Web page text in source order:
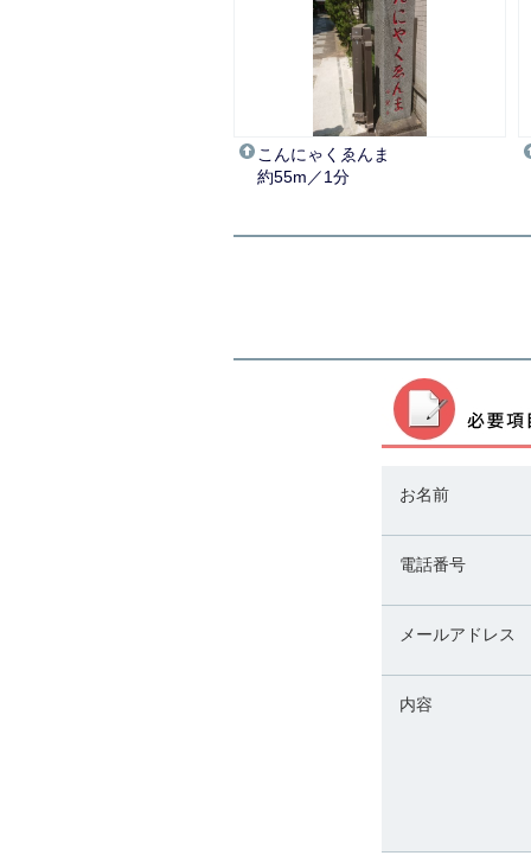
こんにゃくゑんま
約55m／1分
お名前
電話番号
メールアドレス
内容